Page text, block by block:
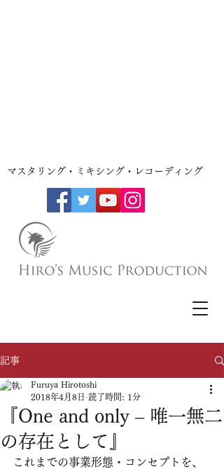
​マスタリング・ミキシング・レコーディング
記事
『One and only – 唯一無二
の存在として』
Furuya Hirotoshi
2018年4月8日 読了時間: 1分
これまでの事業形態・コンセプトを、